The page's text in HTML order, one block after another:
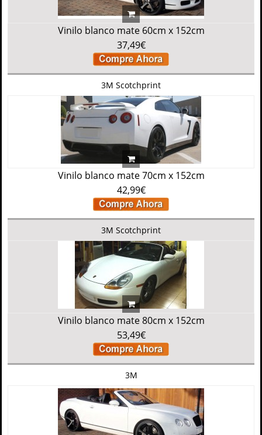
Vinilo blanco mate 60cm x 152cm
37,49€
3M Scotchprint
Vinilo blanco mate 70cm x 152cm
42,99€
3M Scotchprint
Vinilo blanco mate 80cm x 152cm
53,49€
3M